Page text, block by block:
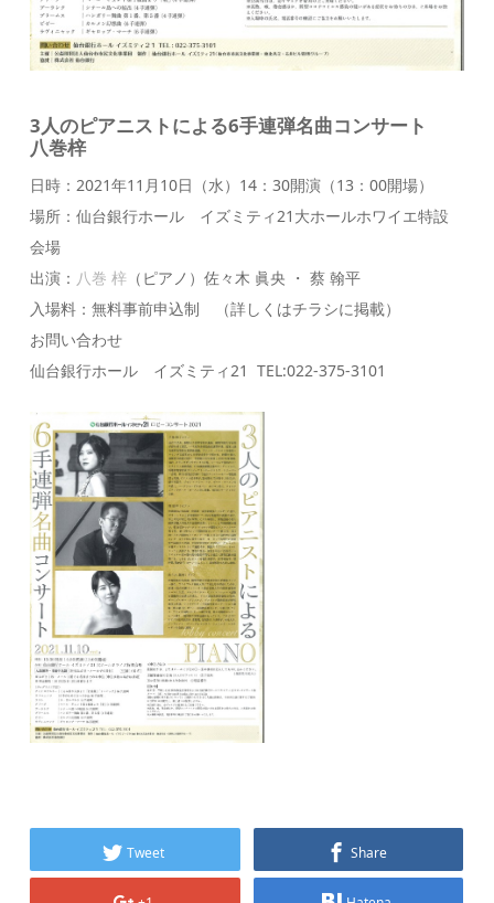
3人のピアニストによる6手連弾名曲コンサート
八巻梓
日時：2021年11月10日（水）14：30開演（13：00開場）
場所：仙台銀行ホール イズミティ21大ホールホワイエ特設
会場
出演： 八巻 梓 （ピアノ）佐々木 眞央 ・ 蔡 翰平
入場料：無料事前申込制 （詳しくはチラシに掲載）
お問い合わせ
仙台銀行ホール イズミティ21 TEL:022-375-3101
Tweet Share